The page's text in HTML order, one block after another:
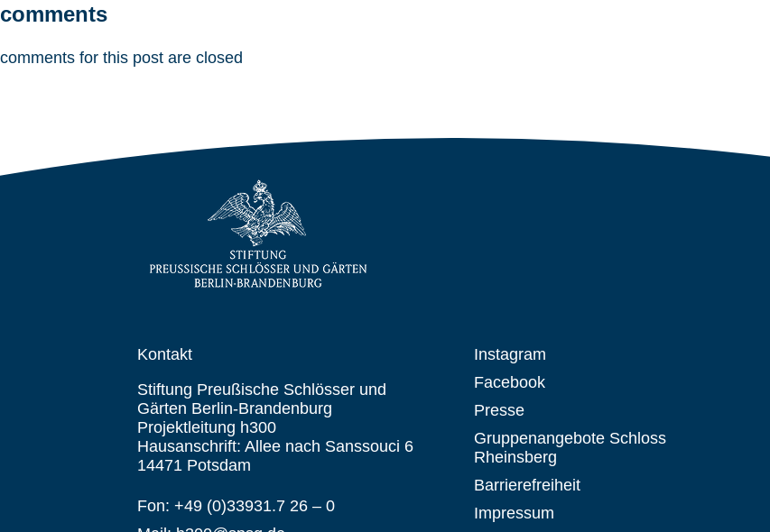
comments
comments for this post are closed
Kontakt
Stiftung Preußische Schlösser und
Gärten Berlin-Brandenburg
Projektleitung h300
Hausanschrift: Allee nach Sanssouci 6
14471 Potsdam
Fon: +49 (0)33931.7 26 – 0
Instagram
Facebook
Presse
Gruppenangebote Schloss
Rheinsberg
Barrierefreiheit
Impressum